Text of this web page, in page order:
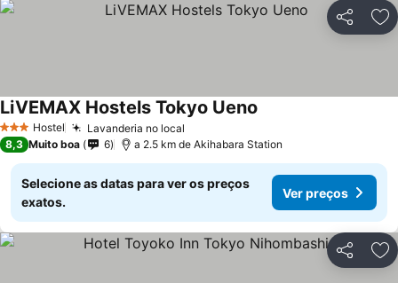
Partilhar
3 EstrelasHostel Lavanderia no local
LiVEMAX Hostels Tokyo Ueno
8,3 Muito boa 6 a 2.5 km de Akihabara Station
Selecione as datas para ver os preços
exatos.
Ver preços
Partilhar